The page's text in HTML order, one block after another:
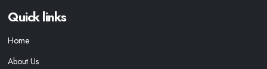
Quick links
Home
About Us